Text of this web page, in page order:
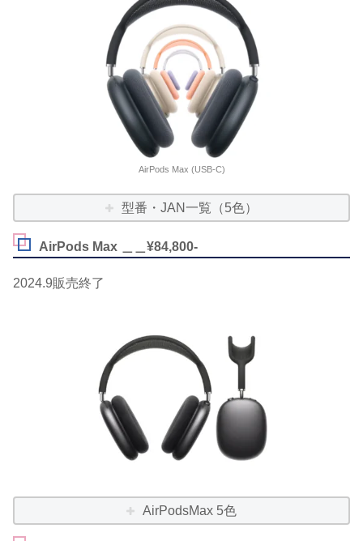
AirPods Max (USB-C)
型番・JAN一覧（5色）
AirPods Max ＿＿¥84,800-
2024.9販売終了
AirPodsMax 5色